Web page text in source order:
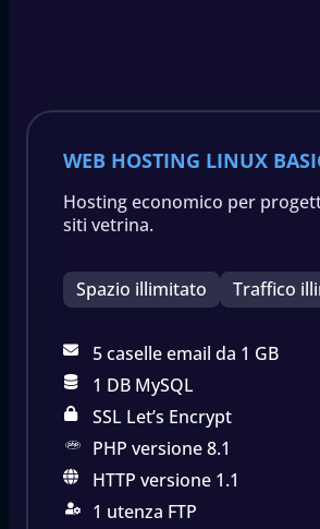
WEB HOSTING LINUX
Hosting economico per
siti vetrina.
Spazio illimitato Traffico
5 caselle email da 1 GB
1 DB MySQL
SSL Let’s Encrypt
PHP versione 8.1
HTTP versione 1.1
1 utenza FTP